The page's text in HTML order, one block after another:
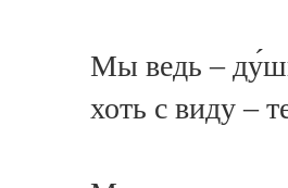
Мы ведь –
хоть с виду –